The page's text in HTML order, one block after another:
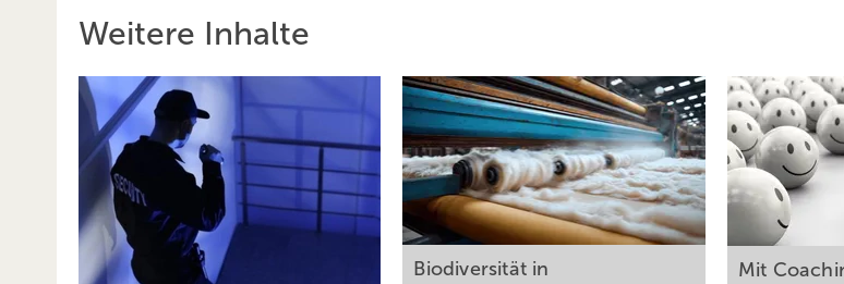
Weitere Inhalte
Biodiversität in
Mit